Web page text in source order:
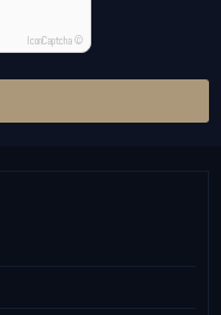
IconCaptcha ©